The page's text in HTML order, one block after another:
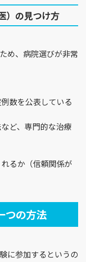
）の見つけ方
め、病院選びが非常
数を公表している
ど、専門的な治療
るか（信頼関係が
つの方法
に参加するというの